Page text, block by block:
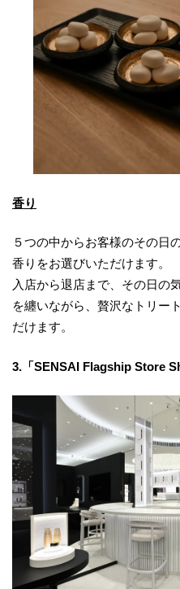
香り
５つの中からお客様のその日
香りをお選びいただけます。
入店から退店まで、その日の
を纏いながら、贅沢なトリー
だけます。
3.「SENSAI Flagship Store